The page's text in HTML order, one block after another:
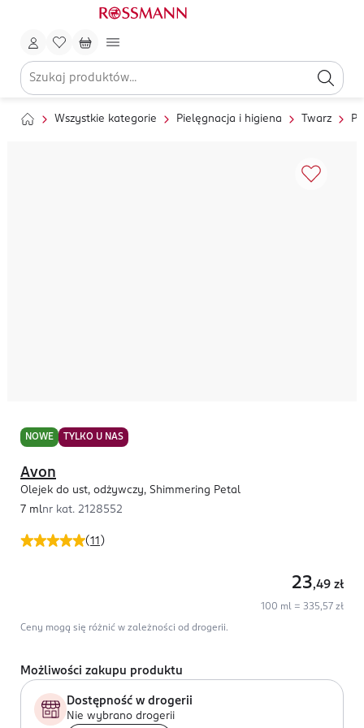
Wszystkie kategorie Pielęgnacja i higiena Twarz
NOWE TYLKO U NAS
(11 )
Avon
Olejek do ust, odżywczy, Shimmering Petal
7 mlnr kat. 2128552
23,49 zł
100 ml = 335,57 zł
Ceny mogą się różnić w zależności od drogerii.
Możliwości zakupu produktu
Dostępność w drogerii
Nie wybrano drogerii